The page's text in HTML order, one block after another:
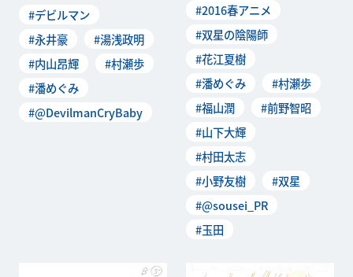
#デビルマン
#永井豪
#湯浅政明
#内山昂輝
#村瀬歩
#潘めぐみ
#@DevilmanCryBaby
スタッフにスポットを挙
#2016春アニメ
#双星の陰陽師
#花江夏樹
#潘めぐみ
#村瀬歩
#福山潤
#前野智昭
#山下大輝
#村田太志
#小野友樹
#双星
#@sousei_PR
#玉田